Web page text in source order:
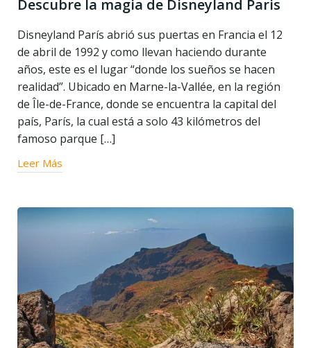
Descubre la magia de Disneyland Paris
Disneyland París abrió sus puertas en Francia el 12
de abril de 1992 y como llevan haciendo durante
años, este es el lugar “donde los sueños se hacen
realidad”. Ubicado en Marne-la-Vallée, en la región
de Île-de-France, donde se encuentra la capital del
país, París, la cual está a solo 43 kilómetros del
famoso parque […]
Leer Más